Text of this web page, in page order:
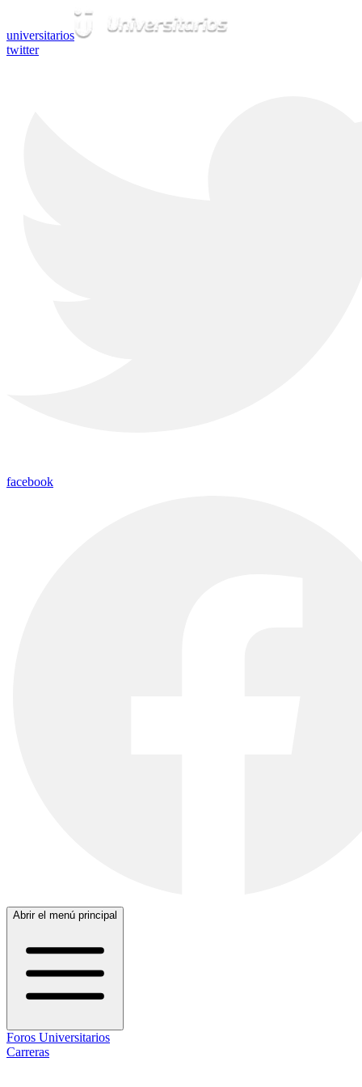
universitarios
twitter
facebook
Abrir el menú principal
Foros Universitarios
Carreras